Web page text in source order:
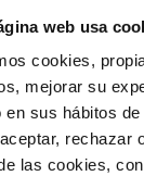
web usa
cookies,
mejorar su
en sus hábitos
rechazar
las cookies,